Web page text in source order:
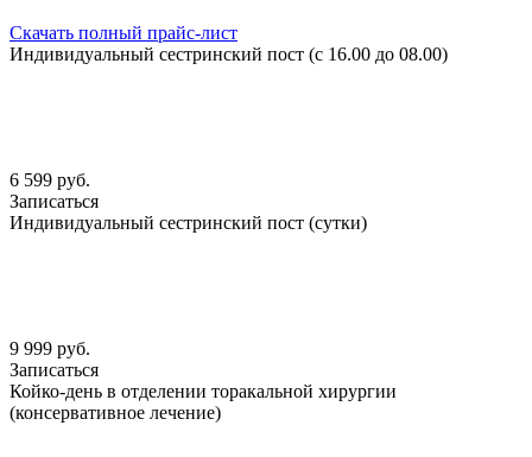
Скачать полный прайс-лист
Индивидуальный сестринский пост (с 16.00 до 08.00)
6 599 руб.
Записаться
Индивидуальный сестринский пост (сутки)
9 999 руб.
Записаться
Койко-день в отделении торакальной хирургии
(консервативное лечение)